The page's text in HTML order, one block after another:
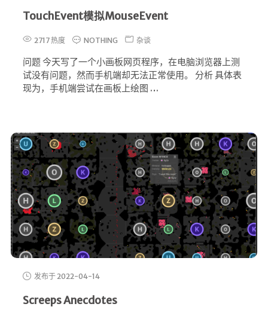
TouchEvent模拟MouseEvent
2717 热度 NOTHING 杂谈
问题 今天写了一个小画板网页程序，在电脑浏览器上测
试没有问题，然而手机端却无法正常使用。 分析 具体表
现为，手机端尝试在画板上绘图 …
发布于 2022-04-14
Screeps Anecdotes